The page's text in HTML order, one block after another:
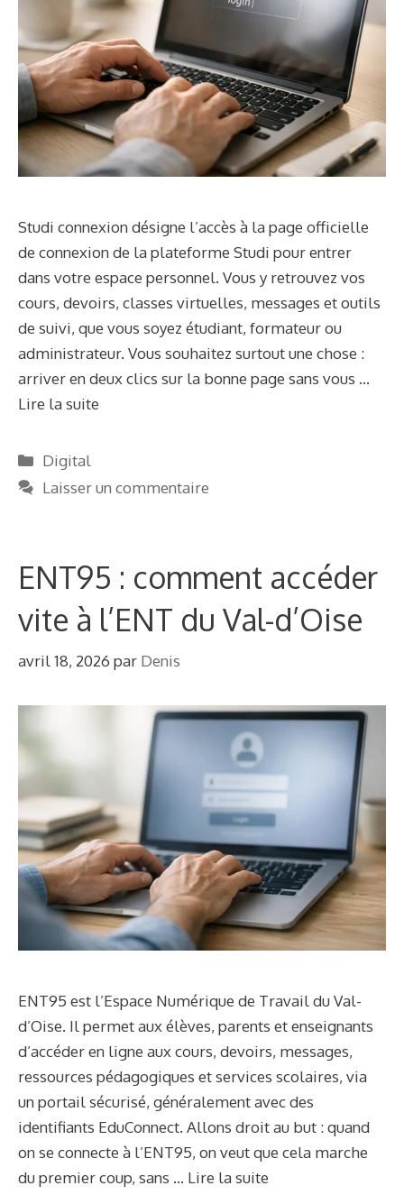
Studi connexion désigne l’accès à la page officielle
de connexion de la plateforme Studi pour entrer
dans votre espace personnel. Vous y retrouvez vos
cours, devoirs, classes virtuelles, messages et outils
de suivi, que vous soyez étudiant, formateur ou
administrateur. Vous souhaitez surtout une chose :
arriver en deux clics sur la bonne page sans vous …
Lire la suite
Catégories
Digital
Laisser un commentaire
ENT95 : comment accéder
vite à l’ENT du Val-d’Oise
avril 18, 2026 par Denis
ENT95 est l’Espace Numérique de Travail du Val-
d’Oise. Il permet aux élèves, parents et enseignants
d’accéder en ligne aux cours, devoirs, messages,
ressources pédagogiques et services scolaires, via
un portail sécurisé, généralement avec des
identifiants EduConnect. Allons droit au but : quand
on se connecte à l’ENT95, on veut que cela marche
du premier coup, sans … Lire la suite